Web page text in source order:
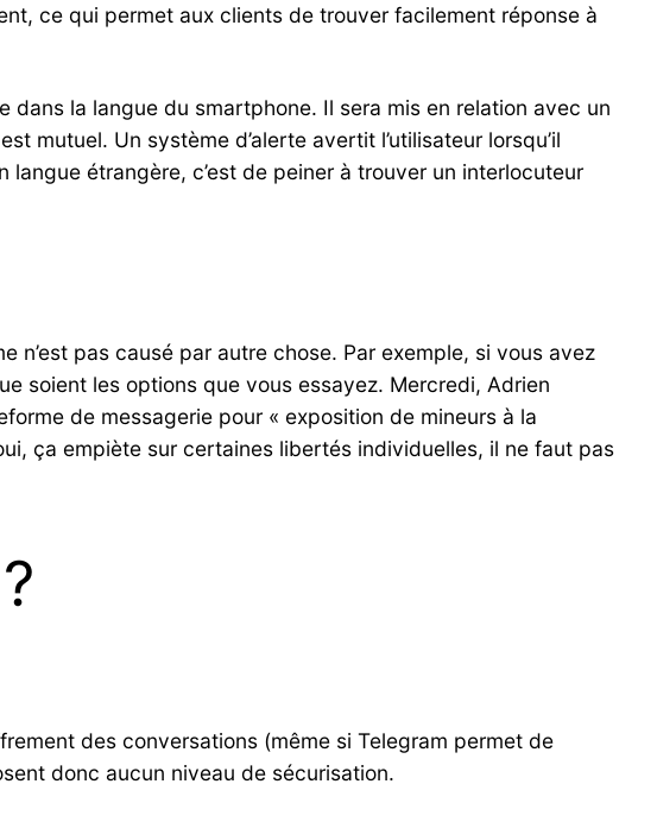
ce qui permet aux clients de trouver facilement réponse à
dans la langue du smartphone. Il sera mis en relation avec un
mutuel. Un système d’alerte avertit l’utilisateur lorsqu’il
étrangère, c’est de peiner à trouver un interlocuteur
pas causé par autre chose. Par exemple, si vous avez
soient les options que vous essayez. Mercredi, Adrien
de messagerie pour « exposition de mineurs à la
ça empiète sur certaines libertés individuelles, il ne faut pas
des conversations (même si Telegram permet de
donc aucun niveau de sécurisation.